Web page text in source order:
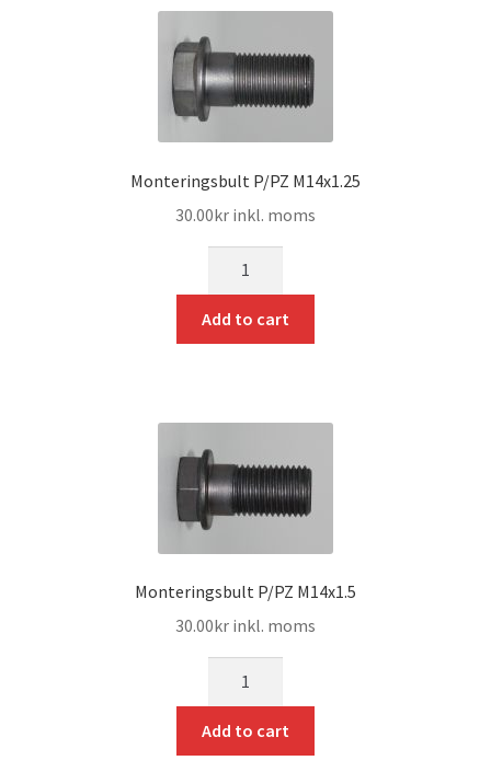
Monteringsbult P/PZ M14x1.25
30.00kr inkl. moms
Add to cart
Monteringsbult P/PZ M14x1.5
30.00kr inkl. moms
Add to cart